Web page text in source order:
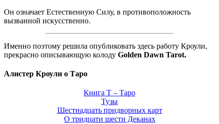
Он означает Естественную Силу, в противоположность
вызванной искусственно.
Именно поэтому решила опубликовать здесь работу Кроули,
прекрасно описывающую колоду Golden Dawn Tarot.
Алистер Кроули о Таро
Книга Т – Таро
Тузы
Шестнадцать придворных карт
О тридцати шести Деканах